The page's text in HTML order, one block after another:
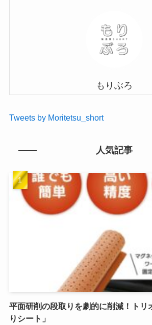
もりぶろ
Tweets by Moritetsu_short
人気記事
平面研削の段取りを劇的に削減！トリ
りシート」